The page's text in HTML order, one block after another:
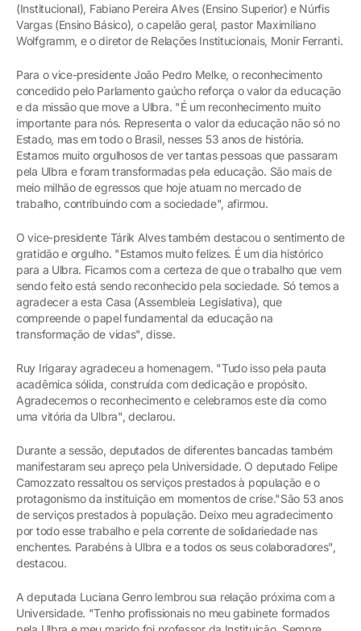
(Institucional), Fabiano Pereira Alves (Ensino Superior) e Núrfis
Vargas (Ensino Básico), o capelão geral, pastor Maximiliano
Wolfgramm, e o diretor de Relações Institucionais, Monir Ferranti.
Para o vice-presidente João Pedro Melke, o reconhecimento
concedido pelo Parlamento gaúcho reforça o valor da educação
e da missão que move a Ulbra. "É um reconhecimento muito
importante para nós. Representa o valor da educação não só no
Estado, mas em todo o Brasil, nesses 53 anos de história.
Estamos muito orgulhosos de ver tantas pessoas que passaram
pela Ulbra e foram transformadas pela educação. São mais de
meio milhão de egressos que hoje atuam no mercado de
trabalho, contribuindo com a sociedade", afirmou.
O vice-presidente Tárik Alves também destacou o sentimento de
gratidão e orgulho. "Estamos muito felizes. É um dia histórico
para a Ulbra. Ficamos com a certeza de que o trabalho que vem
sendo feito está sendo reconhecido pela sociedade. Só temos a
agradecer a esta Casa (Assembleia Legislativa), que
compreende o papel fundamental da educação na
transformação de vidas", disse.
Ruy Irigaray agradeceu a homenagem. "Tudo isso pela pauta
acadêmica sólida, construída com dedicação e propósito.
Agradecemos o reconhecimento e celebramos este dia como
uma vitória da Ulbra", declarou.
Durante a sessão, deputados de diferentes bancadas também
manifestaram seu apreço pela Universidade. O deputado Felipe
Camozzato ressaltou os serviços prestados à população e o
protagonismo da instituição em momentos de crise."São 53 anos
de serviços prestados à população. Deixo meu agradecimento
por todo esse trabalho e pela corrente de solidariedade nas
enchentes. Parabéns à Ulbra e a todos os seus colaboradores",
destacou.
A deputada Luciana Genro lembrou sua relação próxima com a
Universidade. "Tenho profissionais no meu gabinete formados